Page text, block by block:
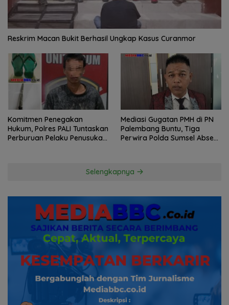
Reskrim Macan Bukit Berhasil Ungkap Kasus Curanmor
Komitmen Penegakan
Hukum, Polres PALI Tuntaskan
Perburuan Pelaku Penusukan
Mediasi Gugatan PMH di PN
Palembang Buntu, Tiga
Perwira Polda Sumsel Absen,
Selengkapnya